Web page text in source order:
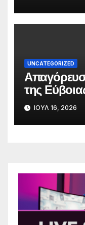
UNCATEGORIZED
της
λόγω πολύ
πυρκαγιάς
ΙΟΎΛ 16, 2026